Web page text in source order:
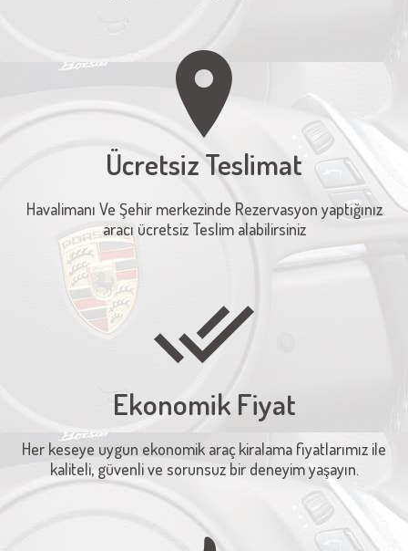
Ücretsiz Teslimat
Havalimanı Ve Şehir merkezinde Rezervasyon yaptığınız
aracı ücretsiz Teslim alabilirsiniz
Ekonomik Fiyat
Her keseye uygun ekonomik araç kiralama fiyatlarımız ile
kaliteli, güvenli ve sorunsuz bir deneyim yaşayın.